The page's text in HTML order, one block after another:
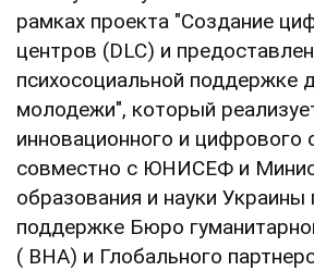
рамках проекта "Создание
центров (DLC) и
психосоциальной поддержке
молодежи", который
инновационного и цифрового
совместно с ЮНИСЕФ и
образования и науки
поддержке Бюро
( BHA) и Глобального